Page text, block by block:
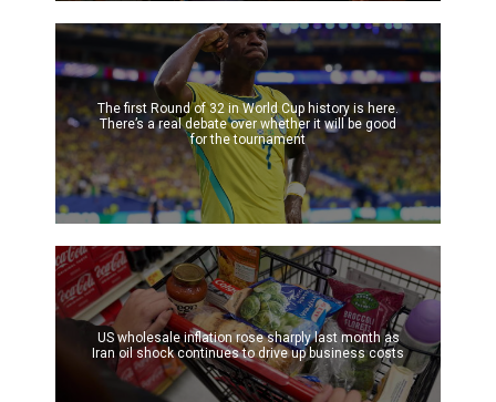
The first Round of 32 in World Cup history is here.
There’s a real debate over whether it will be good
for the tournament
US wholesale inflation rose sharply last month as
Iran oil shock continues to drive up business costs